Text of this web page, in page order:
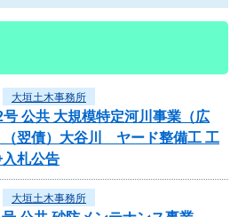
大垣土木事務所
公共 大規模特定河川事業（広
（翌債）大谷川 ヤード整備工 工
札公告
大垣土木事務所